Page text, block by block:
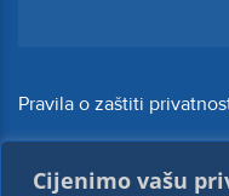
Cijenimo vašu
Pravila o zaštiti